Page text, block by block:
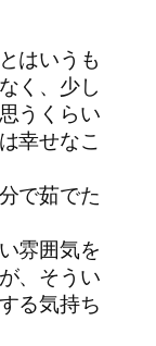
はいうも
く、少し
うくらい
幸せなこ
で茹でた
雰囲気を
、そうい
る気持ち